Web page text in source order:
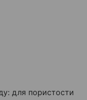
для пористости